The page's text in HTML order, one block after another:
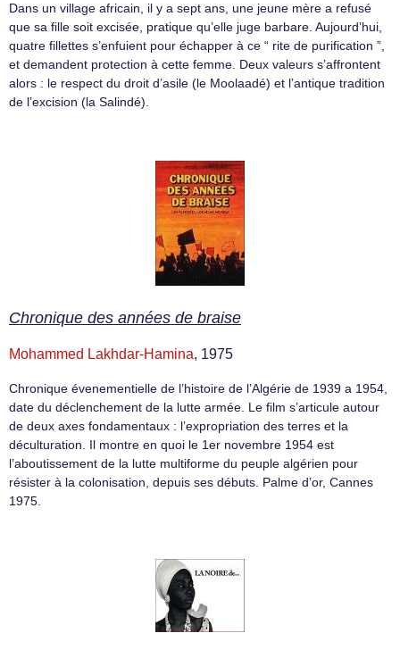
Dans un village africain, il y a sept ans, une jeune mère a refusé
que sa fille soit excisée, pratique qu’elle juge barbare. Aujourd’hui,
quatre fillettes s’enfuient pour échapper à ce “ rite de purification ”,
et demandent protection à cette femme. Deux valeurs s’affrontent
alors : le respect du droit d’asile (le Moolaadé) et l’antique tradition
de l’excision (la Salindé).
Chronique des années de braise
Mohammed Lakhdar-Hamina, 1975
Chronique évenementielle de l’histoire de l’Algérie de 1939 a 1954,
date du déclenchement de la lutte armée. Le film s’articule autour
de deux axes fondamentaux : l’expropriation des terres et la
déculturation. Il montre en quoi le 1er novembre 1954 est
l’aboutissement de la lutte multiforme du peuple algérien pour
résister à la colonisation, depuis ses débuts. Palme d’or, Cannes
1975.